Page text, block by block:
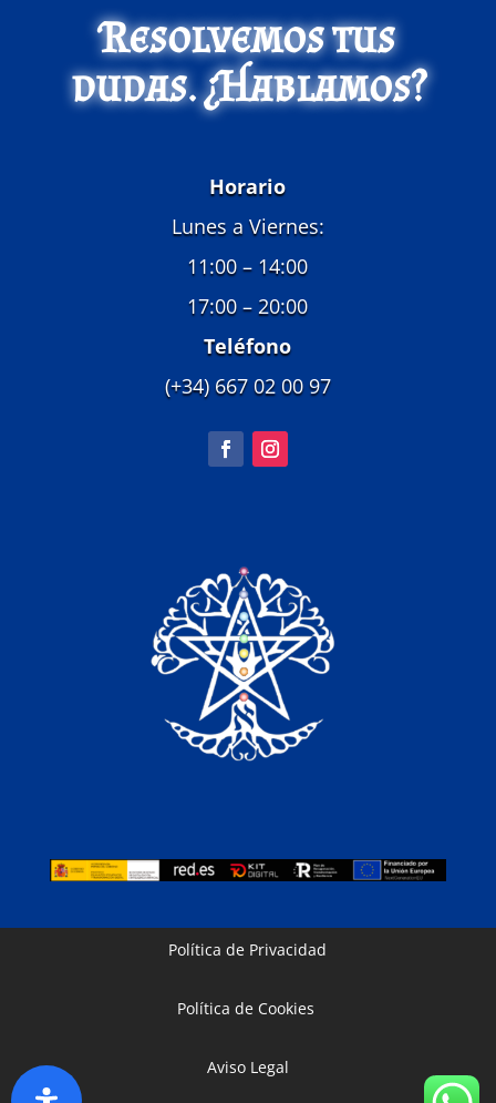
Resolvemos tus
dudas. ¿Hablamos?
Horario
Lunes a Viernes:
11:00 – 14:00
17:00 – 20:00
Teléfono
(+34) 667 02 00 97
Política de Privacidad
Política de Cookies
Aviso Legal